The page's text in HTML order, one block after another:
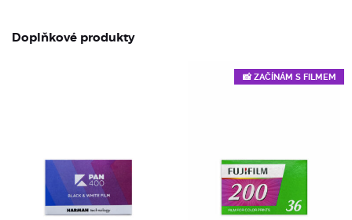
Doplňkové produkty
📸 ZAČÍNÁM S FILMEM